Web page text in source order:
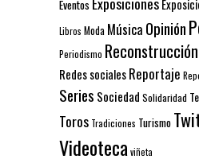
Eventos
Libros Moda Música Opinión
Periodismo
Redes socialesReportaje
Series Sociedad Solidaridad
Toros Tradiciones Turismo
Videotecaviñeta